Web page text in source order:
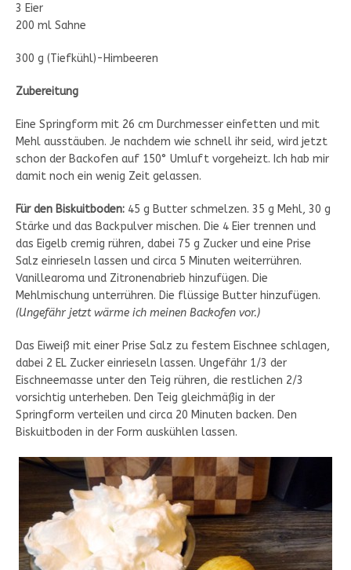
3 Eier
200 ml Sahne
300 g (Tiefkühl)-Himbeeren
Zubereitung
Eine Springform mit 26 cm Durchmesser einfetten und mit
Mehl ausstäuben. Je nachdem wie schnell ihr seid, wird jetzt
schon der Backofen auf 150° Umluft vorgeheizt. Ich hab mir
damit noch ein wenig Zeit gelassen.
Für den Biskuitboden: 45 g Butter schmelzen. 35 g Mehl, 30 g
Stärke und das Backpulver mischen. Die 4 Eier trennen und
das Eigelb cremig rühren, dabei 75 g Zucker und eine Prise
Salz einrieseln lassen und circa 5 Minuten weiterrühren.
Vanillearoma und Zitronenabrieb hinzufügen. Die
Mehlmischung unterrühren. Die flüssige Butter hinzufügen.
(Ungefähr jetzt wärme ich meinen Backofen vor.)
Das Eiweiß mit einer Prise Salz zu festem Eischnee schlagen,
dabei 2 EL Zucker einrieseln lassen. Ungefähr 1/3 der
Eischneemasse unter den Teig rühren, die restlichen 2/3
vorsichtig unterheben. Den Teig gleichmäßig in der
Springform verteilen und circa 20 Minuten backen. Den
Biskuitboden in der Form auskühlen lassen.